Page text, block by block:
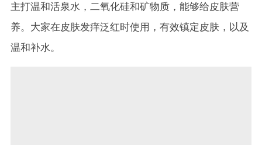
主打温和活泉水，二氧化硅和矿物质，能够给皮肤营
养。大家在皮肤发痒泛红时使用，有效镇定皮肤，以及
温和补水。